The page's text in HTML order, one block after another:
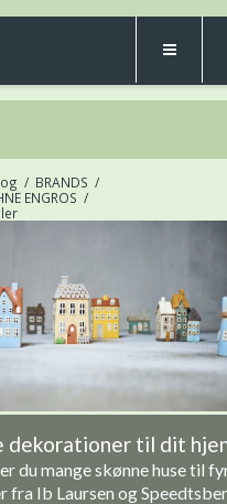
/ BRANDS /
ENGROS /
dekorationer til dit
du mange skønne huse til
fra Ib Laursen og